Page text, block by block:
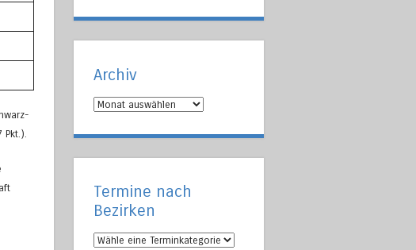
Pkt.).
Bezirken
Archiv
Archiv
Termine nach
Bezirken